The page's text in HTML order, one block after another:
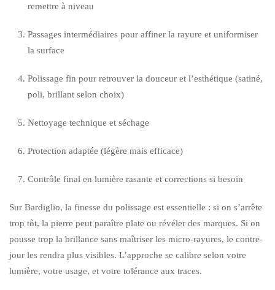
remettre à niveau
Passages intermédiaires pour affiner la rayure et uniformiser
la surface
Polissage fin pour retrouver la douceur et l’esthétique (satiné,
poli, brillant selon choix)
Nettoyage technique et séchage
Protection adaptée (légère mais efficace)
Contrôle final en lumière rasante et corrections si besoin
Sur Bardiglio, la finesse du polissage est essentielle : si on s’arrête
trop tôt, la pierre peut paraître plate ou révéler des marques. Si on
pousse trop la brillance sans maîtriser les micro-rayures, le contre-
jour les rendra plus visibles. L’approche se calibre selon votre
lumière, votre usage, et votre tolérance aux traces.